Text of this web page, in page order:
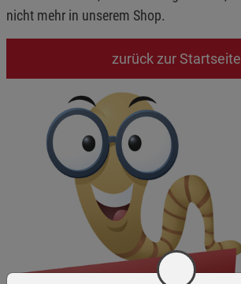
nicht mehr in unserem Shop.
zurück zur Startseite